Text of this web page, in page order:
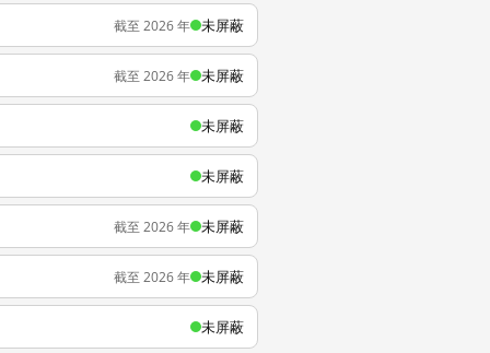
截至 2026 年 未屏蔽
截至 2026 年 未屏蔽
未屏蔽
未屏蔽
截至 2026 年 未屏蔽
截至 2026 年 未屏蔽
未屏蔽